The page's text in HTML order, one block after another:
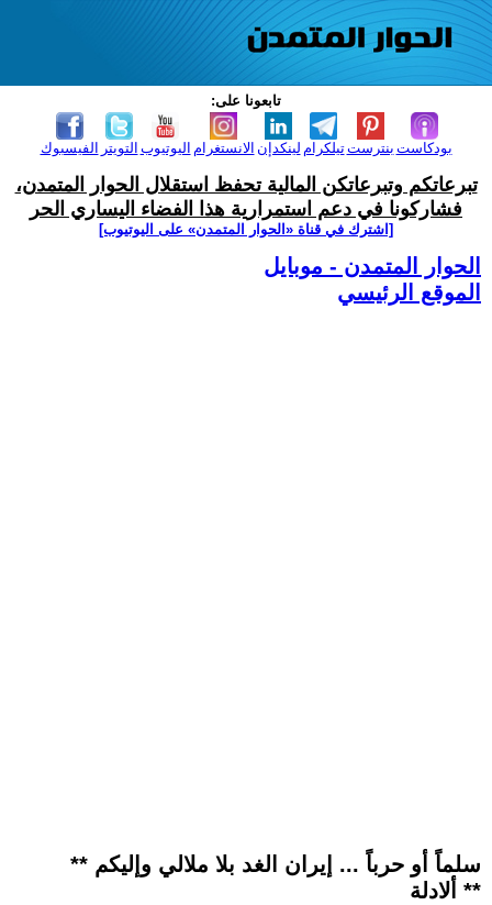
تابعونا على:
الفيسبوك التويتر اليوتيوب الانستغرام لينكدإن تيلكرامبنترست بودكاست
تبرعاتكم وتبرعاتكن المالية تحفظ استقلال الحوار المتمدن،
فشاركونا في دعم استمرارية هذا الفضاء اليساري الحر
[اشترك في قناة ‫«الحوار المتمدن» على اليوتيوب]
الحوار المتمدن - موبايل
الموقع الرئيسي
** سلماً أو حرباً ... إيران الغد بلا ملالي وإليكم
ألادلة **